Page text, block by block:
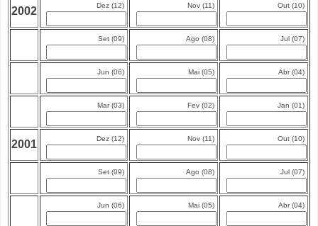
2002 Dez (12) Nov (11) Out (10)
Set (09) Ago (08) Jul (07)
Jun (06) Mai (05) Abr (04)
Mar (03) Fev (02) Jan (01)
2001 Dez (12) Nov (11) Out (10)
Set (09) Ago (08) Jul (07)
Jun (06) Mai (05) Abr (04)